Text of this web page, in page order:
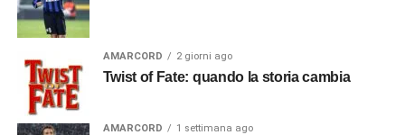
AMARCORD 2 giorni ago
Twist of Fate: quando la storia cambia
AMARCORD 1 settimana ago